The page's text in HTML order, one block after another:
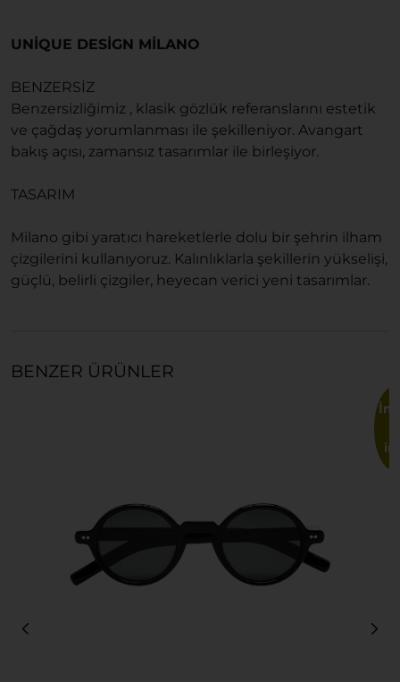
UNİQUE DESİGN MİLANO
BENZERSİZ
Benzersizliğimiz , klasik gözlük referanslarını estetik
ve çağdaş yorumlanması ile şekilleniyor. Avangart
bakış açısı, zamansız tasarımlar ile birleşiyor.
TASARIM
Milano gibi yaratıcı hareketlerle dolu bir şehrin ilham
çizgilerini kullanıyoruz. Kalınlıklarla şekillerin yükselişi,
güçlü, belirli çizgiler, heyecan verici yeni tasarımlar.
BENZER ÜRÜNLER